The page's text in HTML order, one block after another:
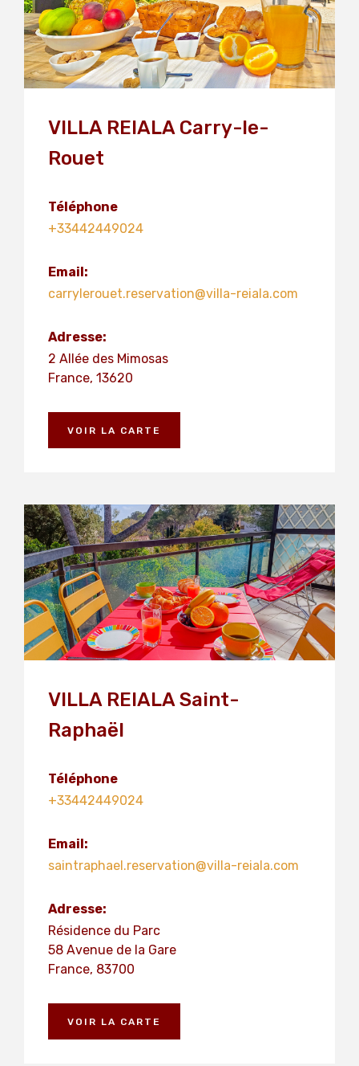
VILLA REIALA Carry-le-
Rouet
Téléphone
+33442449024
Email:
carrylerouet.reservation@villa-reiala.com
Adresse:
2 Allée des Mimosas
France, 13620
VOIR LA CARTE
VILLA REIALA Saint-
Raphaël
Téléphone
+33442449024
Email:
saintraphael.reservation@villa-reiala.com
Adresse:
Résidence du Parc
58 Avenue de la Gare
France, 83700
VOIR LA CARTE